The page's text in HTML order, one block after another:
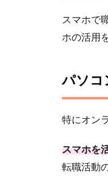
スマホで
ホの活用
パソコ
特にオン
スマホを
転職活動